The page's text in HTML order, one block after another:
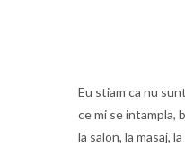
Eu stiam ca nu
ce mi se intampla,
la salon, la masaj,